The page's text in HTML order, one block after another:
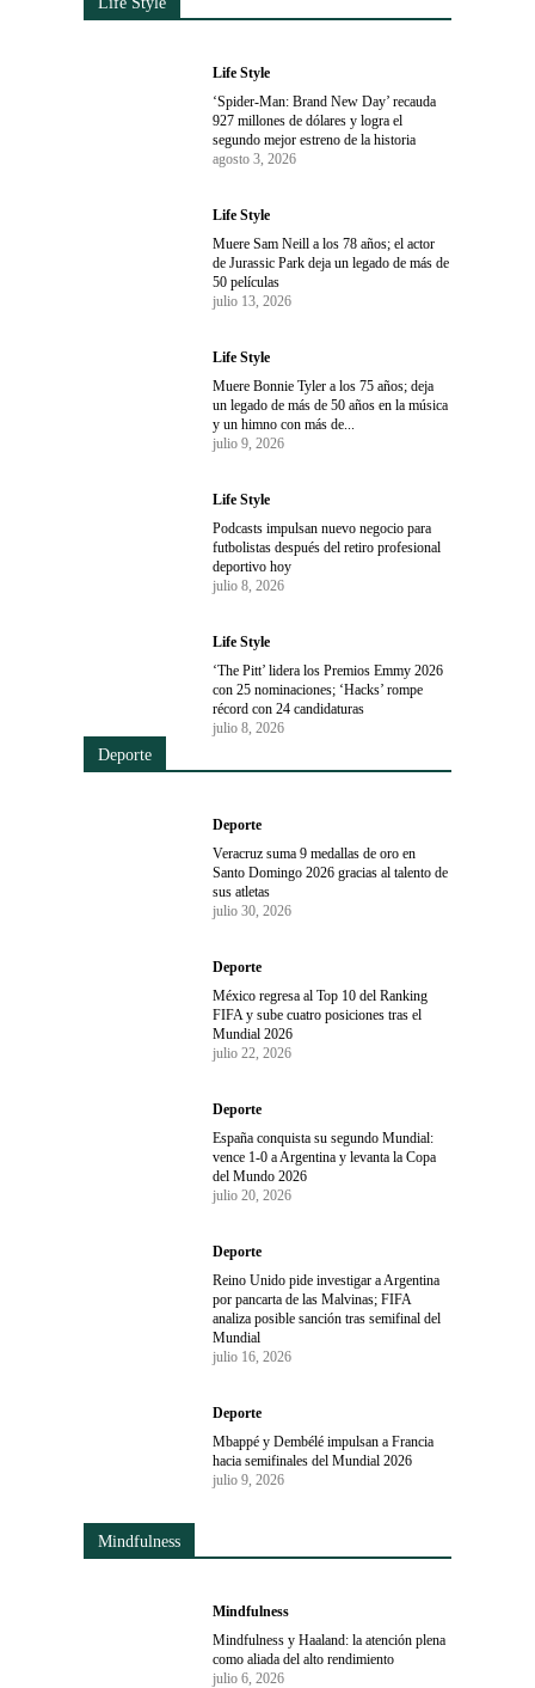
Life Style
‘Spider-Man: Brand New Day’ recauda
927 millones de dólares y logra el
segundo mejor estreno de la historia
agosto 3, 2026
Life Style
Muere Sam Neill a los 78 años; el actor
de Jurassic Park deja un legado de más de
50 películas
julio 13, 2026
Life Style
Muere Bonnie Tyler a los 75 años; deja
un legado de más de 50 años en la música
y un himno con más de...
julio 9, 2026
Life Style
Podcasts impulsan nuevo negocio para
futbolistas después del retiro profesional
deportivo hoy
julio 8, 2026
Life Style
‘The Pitt’ lidera los Premios Emmy 2026
con 25 nominaciones; ‘Hacks’ rompe
récord con 24 candidaturas
julio 8, 2026
Deporte
Deporte
Veracruz suma 9 medallas de oro en
Santo Domingo 2026 gracias al talento de
sus atletas
julio 30, 2026
Deporte
México regresa al Top 10 del Ranking
FIFA y sube cuatro posiciones tras el
Mundial 2026
julio 22, 2026
Deporte
España conquista su segundo Mundial:
vence 1-0 a Argentina y levanta la Copa
del Mundo 2026
julio 20, 2026
Deporte
Reino Unido pide investigar a Argentina
por pancarta de las Malvinas; FIFA
analiza posible sanción tras semifinal del
Mundial
julio 16, 2026
Deporte
Mbappé y Dembélé impulsan a Francia
hacia semifinales del Mundial 2026
julio 9, 2026
Mindfulness
Mindfulness
Mindfulness y Haaland: la atención plena
como aliada del alto rendimiento
julio 6, 2026